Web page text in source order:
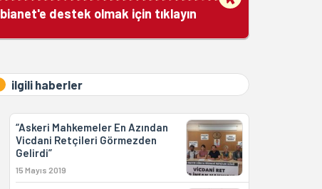
bianet'e destek olmak için tıklayın
ilgili haberler
“Askeri Mahkemeler En Azından
Vicdani Retçileri Görmezden
Gelirdi”
15 Mayıs 2019